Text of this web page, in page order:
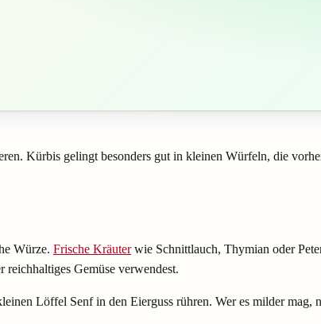
Kürbis gelingt besonders gut in kleinen Würfeln, die
Würze. Frische Kräuterwie Schnittlauch, Thymian oder
Gemüse verwendest.
Löffel Senf in den Eierguss rühren. Wer es milder mag,